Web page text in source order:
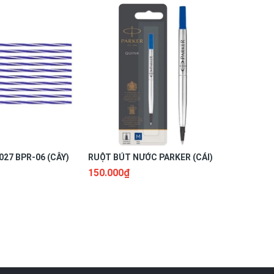
BPR-06 (CÂY) RUỘT BÚT NƯỚC PARKER (CÁI)
150.000₫